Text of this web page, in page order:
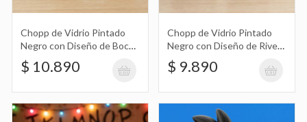
Eleven Stranger Things
$ 18.990
Este Vaso Plástico Presenta Un Llamativo
Chopp de Vidrio Pintado
Negro con Diseño de Boca
Juniors
$ 10.890
Chopp de Vidrio Pintado
Negro con Diseño de River
Plate
$ 9.890